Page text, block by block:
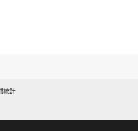
統計